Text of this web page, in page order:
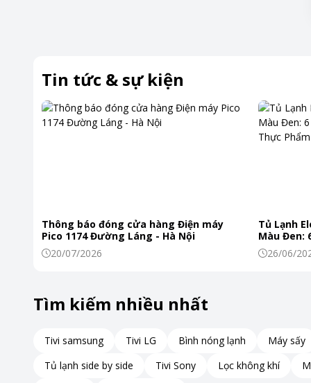
Tin tức & sự kiện
Thông báo đóng cửa hàng Điện máy
Pico 1174 Đường Láng - Hà Nội
20/07/2026
Tủ Lạnh
Màu Đen:
Khiến
26/06/
Tìm kiếm nhiều nhất
Tivi samsung Tivi LG Bình nóng lạnh Máy sấy
Tủ lạnh side by side
Tivi Sony Lọc không khí